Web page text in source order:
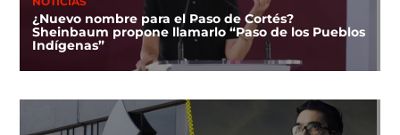
¿Nuevo nombre para el Paso de Cortés?
Sheinbaum propone llamarlo “Paso de los Pueblos
Indígenas”